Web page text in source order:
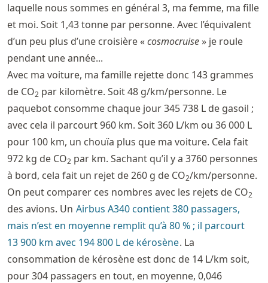
laquelle nous sommes en général 3, ma femme, ma fille
et moi. Soit 1,43 tonne par personne. Avec l’équivalent
d’un peu plus d’une croisière «cosmocruise» je roule
pendant une année...
Avec ma voiture, ma famille rejette donc 143 grammes
de CO2 par kilomètre. Soit 48 g/km/personne. Le
paquebot consomme chaque jour 345 738 L de gasoil ;
avec cela il parcourt 960 km. Soit 360 L/km ou 36 000 L
pour 100 km, un chouïa plus que ma voiture. Cela fait
972 kg de CO2 par km. Sachant qu’il y a 3760 personnes
à bord, cela fait un rejet de 260 g de CO2/km/personne.
On peut comparer ces nombres avec les rejets de CO2
des avions. Un Airbus A340 contient 380 passagers,
mais n’est en moyenne remplit qu’à 80 % ; il parcourt
13 900 km avec 194 800 L de kérosène. La
consommation de kérosène est donc de 14 L/km soit,
pour 304 passagers en tout, en moyenne, 0,046